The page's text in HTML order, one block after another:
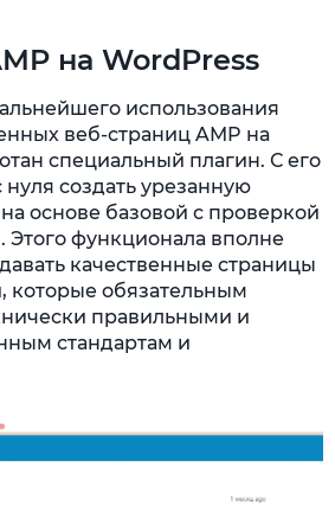
на WordPress
использования
веб-страниц AMP на
специальный плагин. С его
создать урезанную
основе базовой с проверкой
Этого функционала вполне
качественные страницы
которые обязательным
правильными и
стандартам и